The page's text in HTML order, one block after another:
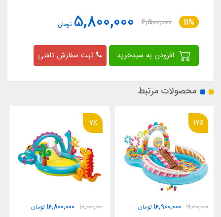
11%
6,500,000
5,800,000 تومان
ثبت سفارش تلفنی
محصولات مرتبط
18,000,000
16,800,000
7,900,000
6,800,000 تومان